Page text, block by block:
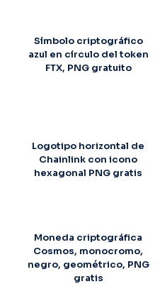
Símbolo criptográfico
azul en círculo del token
FTX, PNG gratuito
Logotipo horizontal de
Chainlink con icono
hexagonal PNG gratis
Moneda criptográfica
Cosmos, monocromo,
negro, geométrico, PNG
gratis